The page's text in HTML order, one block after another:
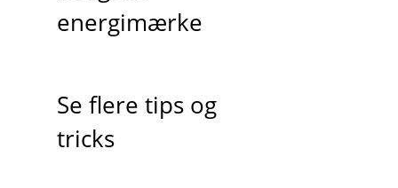
energimærke
Se flere tips og
tricks